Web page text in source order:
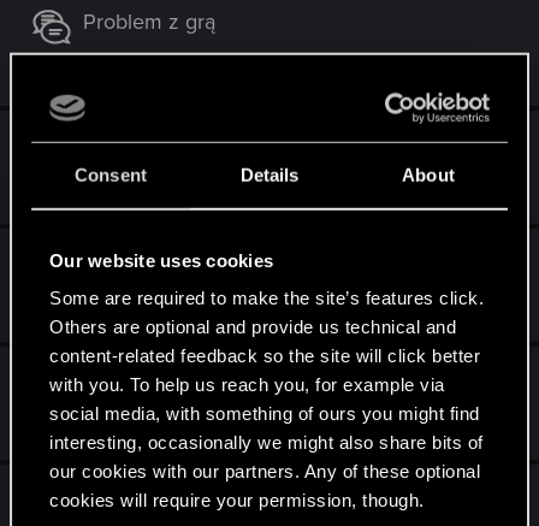
Consent Details About
Our website uses cookies
Some are required to make the site’s features click.
Others are optional and provide us technical and
content-related feedback so the site will click better
with you. To help us reach you, for example via
social media, with something of ours you might find
interesting, occasionally we might also share bits of
our cookies with our partners. Any of these optional
cookies will require your permission, though.
Problem z grą
Brokilon
Sep 3, 2019
Barwniki
18 20K
Jun 14, 2019
Składniki
514
Feb 8, 2019
Pancerz niedźwiedzia